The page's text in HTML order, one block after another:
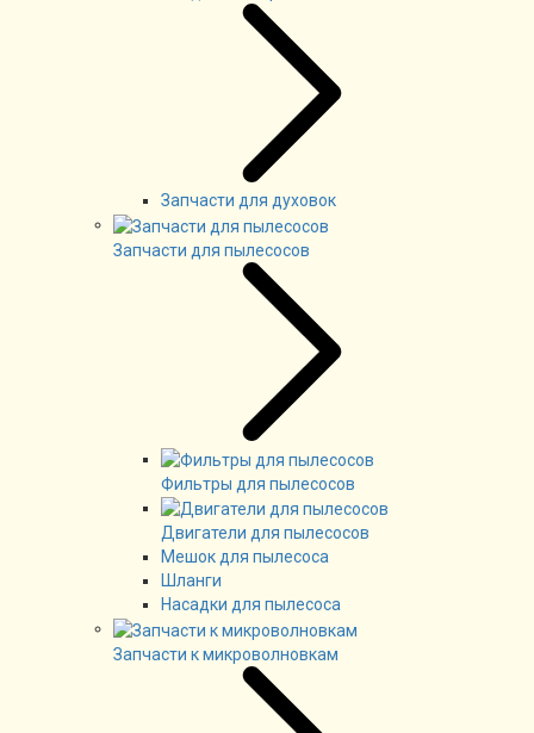
Запчасти для духовок
Запчасти для пылесосов
Фильтры для пылесосов
Двигатели для пылесосов
Мешок для пылесоса
Шланги
Насадки для пылесоса
Запчасти к микроволновкам